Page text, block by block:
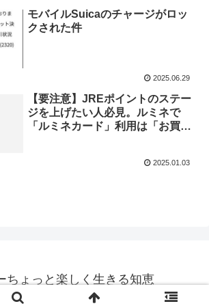
モバイルSuicaのチャージがロッ
クされた件
2025.06.29
【要注意】JREポイントのステー
ジを上げたい人必見。ルミネで
「ルミネカード」利用は「お買い
2025.01.03
ちょっと楽しく生きる知恵
ーまーちょっと楽しく生きる知恵.